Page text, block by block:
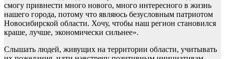
смогу привнести много нового, много интересного в жизнь
нашего города, потому что являюсь безусловным патриотом
Новосибирской области. Хочу, чтобы наш регион становился
краше, лучше, экономически сильнее».
Слышать людей, живущих на территории области, учитывать